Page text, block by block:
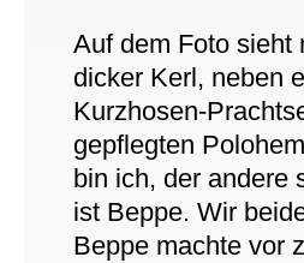
Auf dem Foto sieht
dicker Kerl, neben
Kurzhosen-
gepflegten
bin ich, der andere
ist Beppe. Wir
Beppe machte vor